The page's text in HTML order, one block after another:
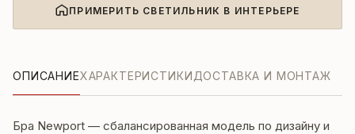
ПРИМЕРИТЬ СВЕТИЛЬНИК В ИНТЕРЬЕРЕ
ОПИСАНИЕХАРАКТЕРИСТИКИДОСТАВКА И МОНТАЖ
Бра Newport — сбалансированная модель по дизайну и